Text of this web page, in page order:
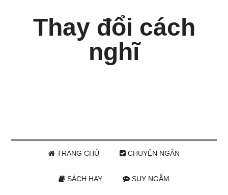
Thay đổi cách
nghĩ
TRANG CHỦ CHUYỆN NGẮN
SÁCH HAY SUY NGẪM